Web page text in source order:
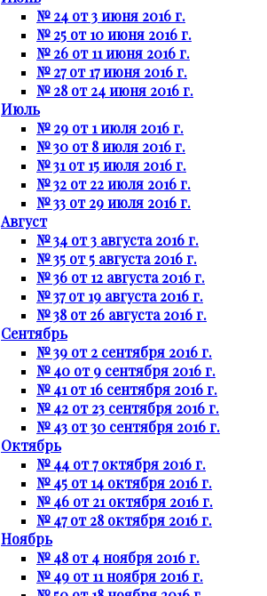
№ 24 от 3 июня 2016 г.
№ 25 от 10 июня 2016 г.
№ 26 от 11 июня 2016 г.
№ 27 от 17 июня 2016 г.
№ 28 от 24 июня 2016 г.
Июль
№ 29 от 1 июля 2016 г.
№ 30 от 8 июля 2016 г.
№ 31 от 15 июля 2016 г.
№ 32 от 22 июля 2016 г.
№ 33 от 29 июля 2016 г.
Август
№ 34 от 3 августа 2016 г.
№ 35 от 5 августа 2016 г.
№ 36 от 12 августа 2016 г.
№ 37 от 19 августа 2016 г.
№ 38 от 26 августа 2016 г.
Сентябрь
№ 39 от 2 сентября 2016 г.
№ 40 от 9 сентября 2016 г.
№ 41 от 16 сентября 2016 г.
№ 42 от 23 сентября 2016 г.
№ 43 от 30 сентября 2016 г.
Октябрь
№ 44 от 7 октября 2016 г.
№ 45 от 14 октября 2016 г.
№ 46 от 21 октября 2016 г.
№ 47 от 28 октября 2016 г.
Ноябрь
№ 48 от 4 ноября 2016 г.
№ 49 от 11 ноября 2016 г.